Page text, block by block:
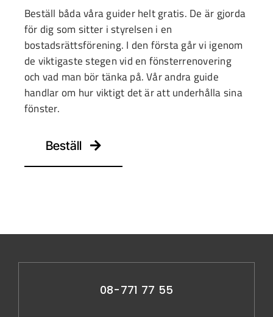
Beställ båda våra guider helt gratis. De är gjorda
för dig som sitter i styrelsen i en
bostadsrättsförening. I den första går vi igenom
de viktigaste stegen vid en fönsterrenovering
och vad man bör tänka på. Vår andra guide
handlar om hur viktigt det är att underhålla sina
fönster.
Beställ
08-771 77 55